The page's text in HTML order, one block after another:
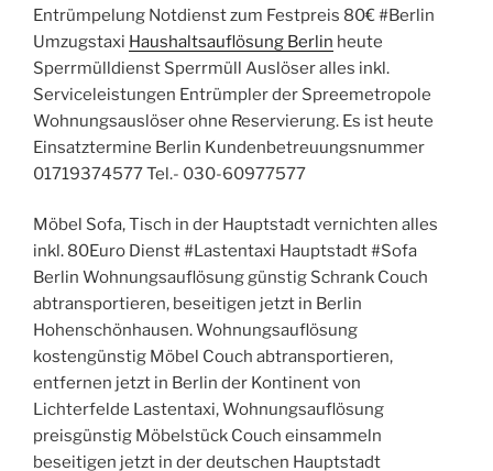
Entrümpelung Notdienst zum Festpreis 80€ #Berlin
Umzugstaxi Haushaltsauflösung Berlin heute
Sperrmülldienst Sperrmüll Auslöser alles inkl.
Serviceleistungen Entrümpler der Spreemetropole
Wohnungsauslöser ohne Reservierung. Es ist heute
Einsatztermine Berlin Kundenbetreuungsnummer
01719374577 Tel.- 030-60977577
Möbel Sofa, Tisch in der Hauptstadt vernichten alles
inkl. 80Euro Dienst #Lastentaxi Hauptstadt #Sofa
Berlin Wohnungsauflösung günstig Schrank Couch
abtransportieren, beseitigen jetzt in Berlin
Hohenschönhausen. Wohnungsauflösung
kostengünstig Möbel Couch abtransportieren,
entfernen jetzt in Berlin der Kontinent von
Lichterfelde Lastentaxi, Wohnungsauflösung
preisgünstig Möbelstück Couch einsammeln
beseitigen jetzt in der deutschen Hauptstadt